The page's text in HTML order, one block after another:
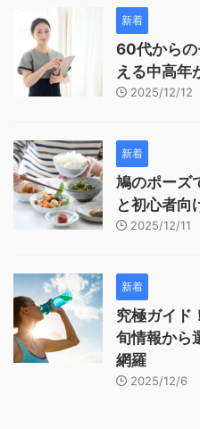
新着
60代からの
える中高年
2025/12/12
新着
鳩のポーズ
と初心者向
2025/12/11
新着
究極ガイド
旬情報から
網羅
2025/12/6